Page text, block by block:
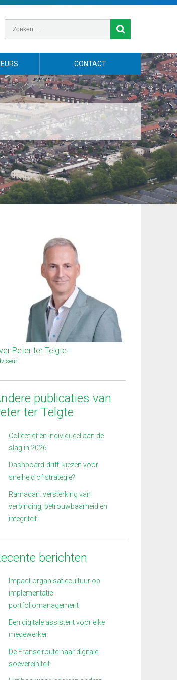
CONTACT
Peter ter Telgte
publicaties van
ter Telgte
Collectief en individueel aan de
slag in 2026
Dashboard-drift: kiezen voor
snelheid of strategie?
Ramadan: versterking van
verbinding, betrouwbaarheid en
integriteit
berichten
Impact organisatiecultuur op
implementatie
portfoliomanagement
Een digitale assistent voor elke
medewerker
De Franse route naar digitale
soevereiniteit